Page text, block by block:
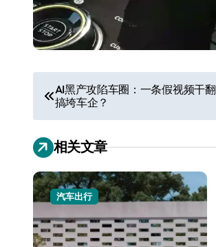
文
章
导
航
AI黑产攻陷车圈：一条假视频干
搞垮车企？
相关文章
汽车出行